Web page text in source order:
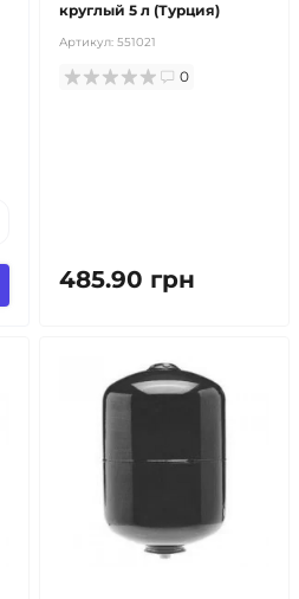
круглый 5 л (Турция)
Артикул: 551021
0
485.90 грн